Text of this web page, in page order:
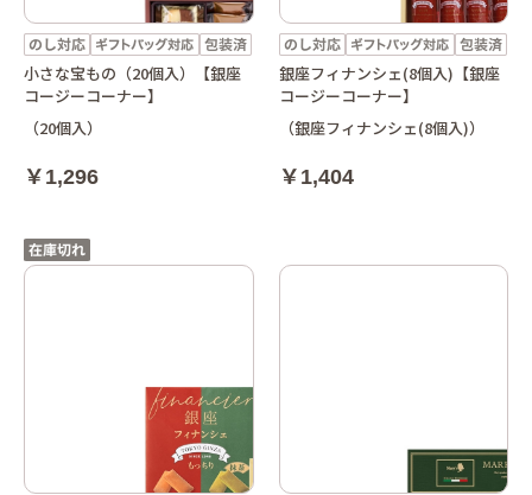
小さな宝もの（20個入）【銀座
コージーコーナー】
（20個入）
￥1,296
銀座フィナンシェ(8個入)【銀座
コージーコーナー】
（銀座フィナンシェ(8個入)）
￥1,404